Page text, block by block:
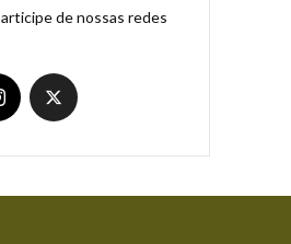
de nossas redes